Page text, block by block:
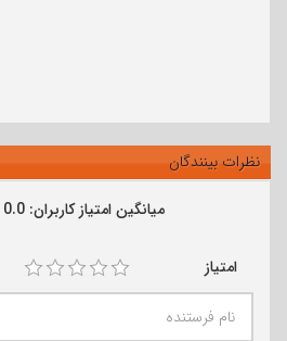
نظرات بینندگان
میانگین امتیاز کاربران: 0.0 (0 رای)
امتیاز